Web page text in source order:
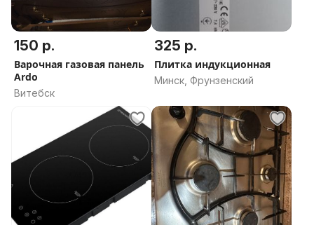
150 р.
Варочная газовая панель
Ardo
Витебск
325 р.
Плитка индукционная
Минск, Фрунзенский